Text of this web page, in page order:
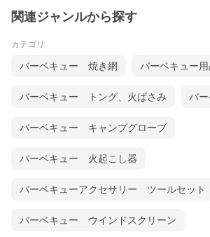
関連ジャンルから探す
カテゴリ
バーベキュー 焼き網 バーベキュー
バーベキュー トング、火ばさみ バ
バーベキュー キャンプグローブ
バーベキュー 火起こし器
バーベキューアクセサリー ツールセット
バーベキュー ウインドスクリーン